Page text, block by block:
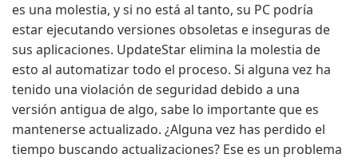
es una molestia, y si no está al tanto, su PC podría
estar ejecutando versiones obsoletas e inseguras de
sus aplicaciones. UpdateStar elimina la molestia de
esto al automatizar todo el proceso. Si alguna vez ha
tenido una violación de seguridad debido a una
versión antigua de algo, sabe lo importante que es
mantenerse actualizado. ¿Alguna vez has perdido el
tiempo buscando actualizaciones? Ese es un problema